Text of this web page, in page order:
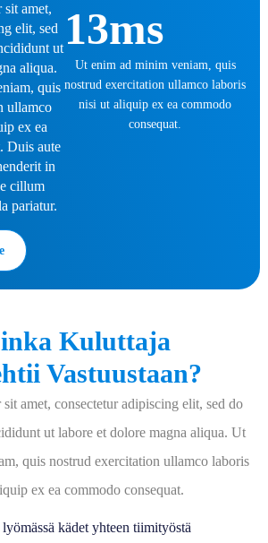
amet,
elit, sed
ut
aliqua.
quis
ullamco
ex ea
Duis aute
in
cillum
pariatur.
13ms
Ut enim ad minim veniam, quis
nostrud exercitation ullamco laboris
nisi ut aliquip ex ea commodo
consequat.
Kuluttaja
Vastuustaan?
amet, consectetur adipiscing elit, sed do
ut labore et dolore magna aliqua. Ut
quis nostrud exercitation ullamco laboris
ex ea commodo consequat.